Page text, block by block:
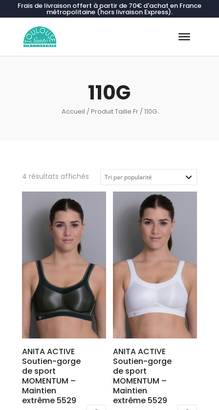
Frais de livraison offert à partir de 70€ d'achat en France
métropolitaine (hors livraison Express).
110G
Accueil / Produit Taille Fr / 110G
4 résultats affichésTrié
ANITA ACTIVE
Soutien-gorge
de sport
MOMENTUM –
Maintien
extrême 5529
ANITA ACTIVE
Soutien-gorge
de sport
MOMENTUM –
Maintien
extrême 5529